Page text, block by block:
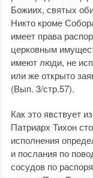
Божиих, святых
Никто кроме
имеет права
церковным
имеют люди, не
или же открыто
(Вып. 3/стр.57).
Как это явствует
Патриарх Тихон
исполнения
и послания по
сосудов по